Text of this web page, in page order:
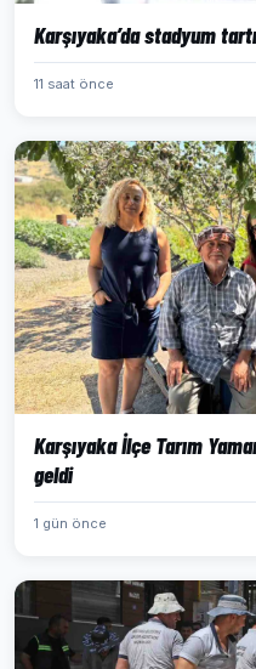
Karşıyaka’da stadyum
11 saat önce
Karşıyaka İlçe Tarım
geldi
1 gün önce